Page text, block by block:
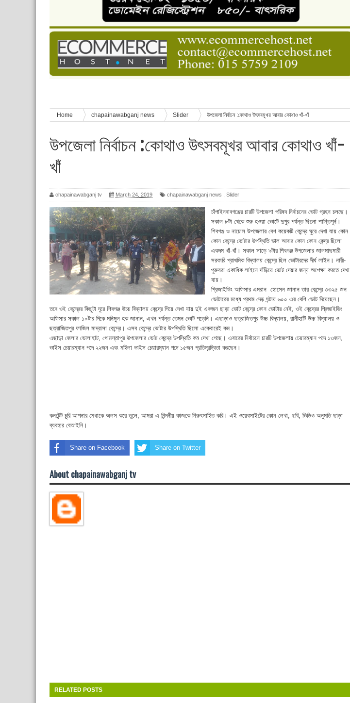
চাঁপাইনবাবগঞ্জে শেষ হয়েছে ৫ দিনের স্কাউট ইউনিট লিডার বেসিক কোর্স
বাংলাদেশ স্কাউটস দিবস পালন
পানি সংকট, কলস নিয়ে বিক্ষোভ
ঈদের শুভেচ্ছা জানিয়েছেন সাবেক ছাত্রলীগ নেতা আবু হাসনাত সুমন
শিশু সুরক্ষা বিষয়ে চাঁপাইনবাবগঞ্জে দুই দিনব্যাপী প্রশিক্ষণ
Home chapainawabganj news Slider উপজেলা নির্বাচন :কোথাও উৎসবমূখর আবার কোথাও খাঁ-খাঁ
উপজেলা নির্বাচন :কোথাও উৎসবমূখর আবার কোথাও খাঁ-
খাঁ
chapainawabganj tv March 24, 2019 chapainawabganj news Slider
চাঁপাইনবাবগঞ্জের চারটি উপজেলা পরিষদ নির্বাচনের ভোট গ্রহন চলছে।
সকাল ৮টা থেকে শুরু হওয়া ভোটে দুপুর পর্যন্ত ছিলো শান্তিপূর্ন।
শিবগঞ্জ ও নাচোল উপজেলার বেশ কয়েকটি কেন্দ্রে ঘুরে দেখা যায় কোন
কোন কেন্দ্রে ভোটার উপস্থিতি ভাল আবার কোন কোন কেন্দ্র ছিলো
একদম খাঁ-খাঁ। সকাল সাড়ে ৯টার শিবগঞ্জ উপজেলার জালমাছমারী
সরকারি প্রাথমিক বিদ্যালয় কেন্দ্রে ছিল ভোটারদের দীর্ঘ লাইন। নারী-
পুরুষরা একাধিক লাইনে দাঁড়িয়ে ভোট দেয়ার জন্য অপেক্ষা করতে দেখা
যায়।
প্রিজাইডিং অফিসার এমরান হোসেন জানান তার কেন্দ্রে ৩৩২৫ জন
ভোটারের মধ্যে প্রথম দেড় ঘন্টায় ৬০০ এর বেশি ভোট দিয়েছেন।
তবে ওই কেন্দ্রের কিছুটা দূরে শিবগঞ্জ উচচ বিদ্যালয় কেন্দ্রে গিয়ে দেখা যায় দুই একজন ছাড়া ভোট কেন্দ্রে কোন ভোটার নেই, ওই কেন্দ্রের প্রিজাইডিং
অফিসার সকাল ১০টার দিকে মনিমুল হক জানান, এখন পর্যন্ত তেমন ভোট পড়েনি। এছাড়াও ছত্রাজিতপুর উচ্চ বিদ্যালয়, রানীহাটি উচ্চ বিদ্যালয় ও
ছত্রাজিতপুর ফাজিল মাদ্রাসা কেন্দ্রে। এসব কেন্দ্রে ভোটার উপস্থিতি ছিলো একেবারেই কম।
এছাড়া জেলার ভোলাহাট, গোমস্তাপুর উপজেলার ভোট কেন্দ্রে উপস্থিতি কম দেখা গেছে। এবারের নির্বাচনে চারটি উপজেলায় চেয়ারম্যান পদে ১৩জন,
ভাইস চেয়ারম্যান পদে ২২জন এবং মহিলা ভাইস চেয়ারম্যান পদে ১৫জন প্রতিদ্বন্দ্বিতা করছেন।
কনটেন্ট চুরি আপনার মেধাকে অলস করে তুলে, আমরা এ নিন্দনীয় কাজকে নিরুৎসাহিত করি। এই ওয়েবসাইটের কোন লেখা, ছবি, ভিডিও অনুমতি ছাড়া
ব্যবহার বেআইনি।
Share on Facebook Share on Twitter
About chapainawabganj tv
RELATED POSTS